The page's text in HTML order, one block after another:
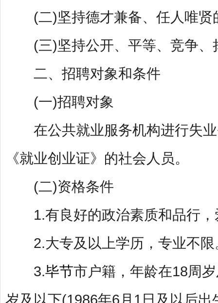
(二)坚持德才兼备、任人唯贤
(三)坚持公开、平等、竞争、
二、招聘对象和条件
(一)招聘对象
在公共就业服务机构进行失业
《就业创业证》的社会人员。
(二)资格条件
1.有良好的政治素质和品行，
2.大专及以上学历，专业不限
3.毕节市户籍，年龄在18周
岁及以下(1986年6月1日及以后出